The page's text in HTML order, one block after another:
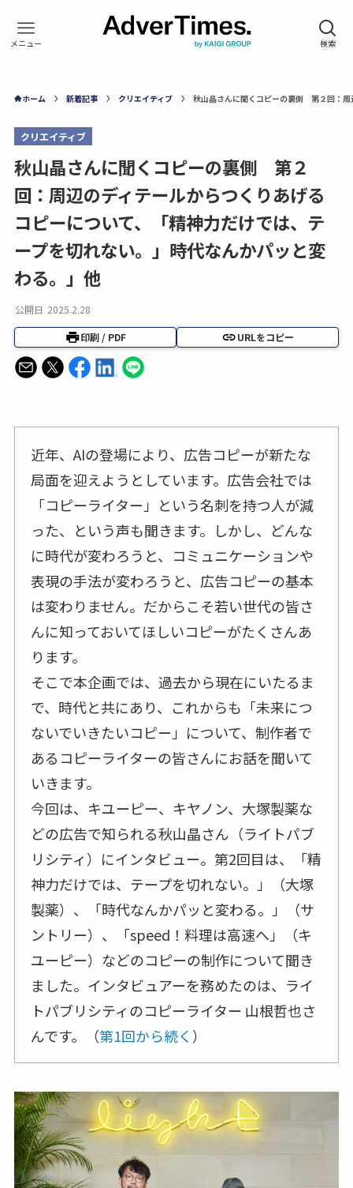
ホーム 新着記事 クリエイティブ 秋山晶さんに聞くコピーの裏側 第２回：周
クリエイティブ
秋山晶さんに聞くコピーの裏側 第２
回：周辺のディテールからつくりあげる
コピーについて、「精神力だけでは、テ
ープを切れない。」時代なんかパッと変
わる。」他
公開日 2025.2.28
印刷 / PDF URLをコピー
近年、AIの登場により、広告コピーが新たな
局面を迎えようとしています。広告会社では
「コピーライター」という名刺を持つ人が減
った、という声も聞きます。しかし、どんな
に時代が変わろうと、コミュニケーションや
表現の手法が変わろうと、広告コピーの基本
は変わりません。だからこそ若い世代の皆さ
んに知っておいてほしいコピーがたくさんあ
ります。
そこで本企画では、過去から現在にいたるま
で、時代と共にあり、これからも「未来につ
ないでいきたいコピー」について、制作者で
あるコピーライターの皆さんにお話を聞いて
いきます。
今回は、キユーピー、キヤノン、大塚製薬な
どの広告で知られる秋山晶さん（ライトパブ
リシティ）にインタビュー。第2回目は、「精
神力だけでは、テープを切れない。」（大塚
製薬）、「時代なんかパッと変わる。」（サ
ントリー）、「speed！料理は高速へ」（キ
ユーピー）などのコピーの制作について聞き
ました。インタビュアーを務めたのは、ライ
トパブリシティのコピーライター 山根哲也さ
んです。（第1回から続く ）